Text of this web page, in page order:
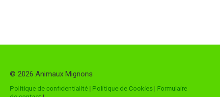
© 2026 Animaux Mignons
Politique de confidentialité| Politique de Cookies| Formulaire